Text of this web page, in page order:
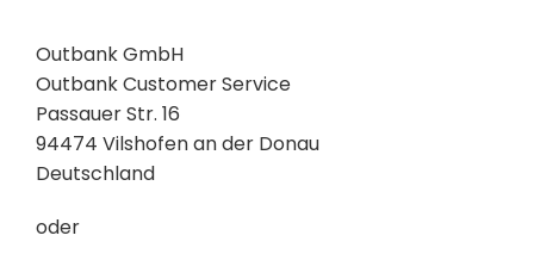
Outbank GmbH
Outbank Customer Service
Passauer Str. 16
94474 Vilshofen an der Donau
Deutschland
oder